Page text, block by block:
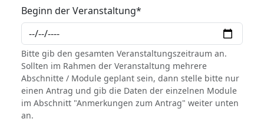
Beginn der Veranstaltung*
Bitte gib den gesamten Veranstaltungszeitraum an.
Sollten im Rahmen der Veranstaltung mehrere
Abschnitte / Module geplant sein, dann stelle bitte nur
einen Antrag und gib die Daten der einzelnen Module
im Abschnitt "Anmerkungen zum Antrag" weiter unten
an.